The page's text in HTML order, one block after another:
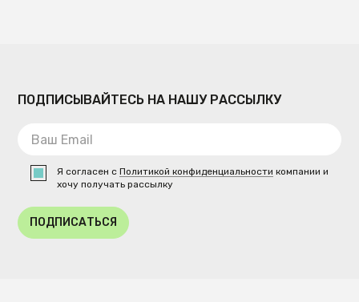
ПОДПИСЫВАЙТЕСЬ НА НАШУ РАССЫЛКУ
Я согласен сПолитикой конфиденциальности компании и
хочу получать рассылку
ПОДПИСАТЬСЯ